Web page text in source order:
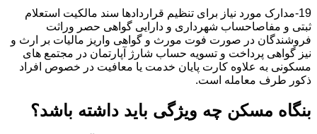
19-مدارک مورد نیاز برای تنظیم قراردادها سند مالکیت استعلام
ثبتی و مفاصاحساب شهرداری و دارایی گواهی حصر وراثت
فروشندگان در صورت فوت مورث و گواهی واریز مالیات بر ارث و
نیز گواهی پرداخت و تسویه حساب شارژ آپارتمان در مجتمع های
مسکونی به علاوه کارت پایان خدمت یا معافیت در خصوص افراد
ذکور طرف معامله است.
بنگاه مسکن چه ویژگی باید داشته باشد؟